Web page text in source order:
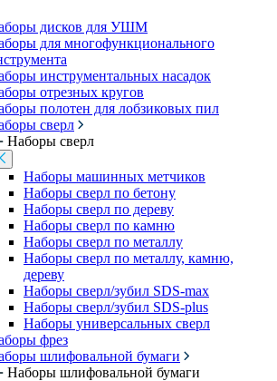
дисков для УШМ
для многофункционального
инструментальных насадок
отрезных кругов
полотен для лобзиковых пил
сверл
Наборы сверл
Наборы машинных метчиков
Наборы сверл по бетону
Наборы сверл по дереву
Наборы сверл по камню
Наборы сверл по металлу
Наборы сверл по металлу, камню,
дереву
Наборы сверл/зубил SDS-max
Наборы сверл/зубил SDS-plus
Наборы универсальных сверл
фрез
шлифовальной бумаги
Наборы шлифовальной бумаги